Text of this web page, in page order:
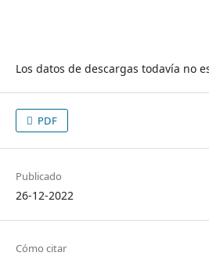
Los datos de descargas todavía no
PDF
Publicado
26-12-2022
Cómo citar